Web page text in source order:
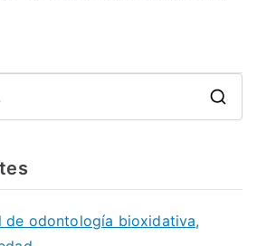
de odontología bioxidativa,